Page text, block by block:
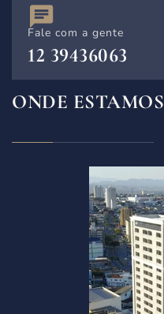
Fale com a gente
12 39436063
ONDE ESTAMOS